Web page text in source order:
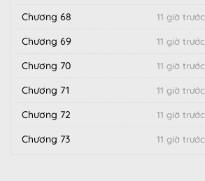
Chương 68 11 giờ trước
Chương 69 11 giờ trước
Chương 70 11 giờ trước
Chương 71 11 giờ trước
Chương 72 11 giờ trước
Chương 73 11 giờ trước